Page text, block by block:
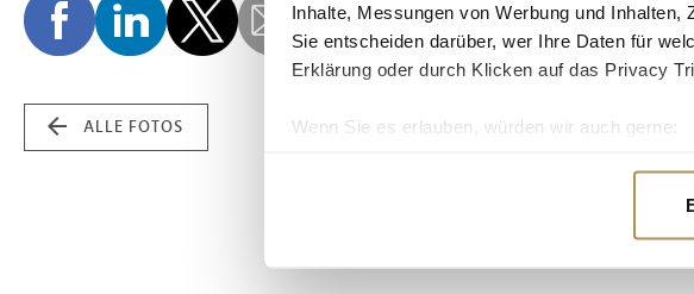
Inhalte, Messungen von Werbung und
Sie entscheiden darüber, wer Ihre Daten für
Erklärung oder durch Klicken auf das Privacy
Wenn Sie es erlauben, würden wir auch gerne:
Erfahren Sie mehr darüber, wie Ihre
ALLE FOTOS